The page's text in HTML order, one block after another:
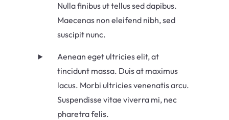
Nulla finibus ut tellus sed dapibus.
Maecenas non eleifend nibh, sed
suscipit nunc.
Aenean eget ultricies elit, at
tincidunt massa. Duis at maximus
lacus. Morbi ultricies venenatis arcu.
Suspendisse vitae viverra mi, nec
pharetra felis.